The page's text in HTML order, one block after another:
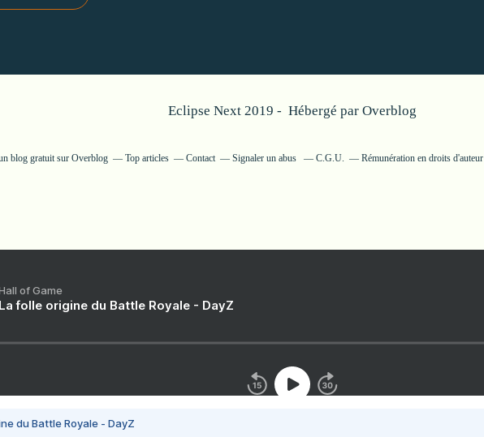
Eclipse Next 2019 - Hébergé par Overblog
blog gratuit sur Overblog Top articles Contact Signaler un abus C.G.U. Rémunération en droits d'auteur
of Game
La folle origine du Battle Royale - DayZ
du Battle Royale - DayZ